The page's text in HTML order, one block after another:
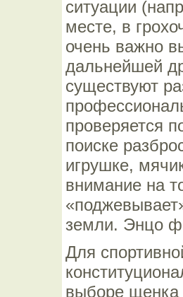
ситуации
месте, в
очень важно
дальнейшей
существуют
проверяется
поиске
игрушке,
внимание на
земли. Энцо
Для
выборе щенка